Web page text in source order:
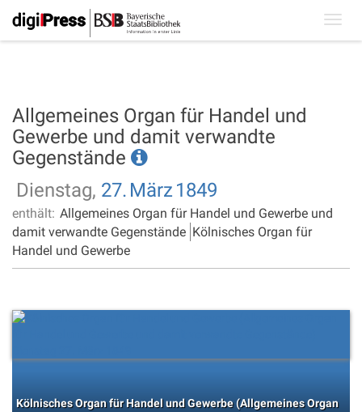
Allgemeines Organ für Handel und
Gewerbe und damit verwandte
Gegenstände
Dienstag, 27. März 1849
enthält: Allgemeines Organ für Handel und Gewerbe und
damit verwandte Gegenstände Kölnisches Organ für
Handel und Gewerbe
Kölnisches Organ für Handel und Gewerbe (Allgemeines Organ